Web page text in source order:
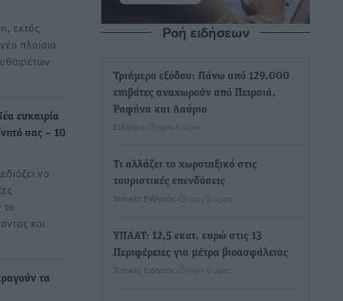
εκτός
πλαίσιο
ευκαιρία
σας – 10
να
το
και
τα
Ροή ειδήσεων
Τριήμερο εξόδου: Πάνω από 129.000
επιβάτες αναχωρούν από Πειραιά,
Ραφήνα και Λαύριο
Ειδήσεις πριν 5 ώρες
Τι αλλάζει το χωροταξικό στις
τουριστικές επενδύσεις
Τοπικές Ειδήσεις πριν 5 ώρες
ΥΠΑΑΤ: 12,5 εκατ. ευρώ στις 13
Περιφέρειες για μέτρα βιοασφάλειας
Τοπικές Ειδήσεις πριν 6 ώρες